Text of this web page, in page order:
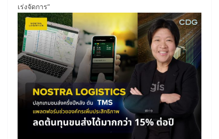
เร่งจัดการ”